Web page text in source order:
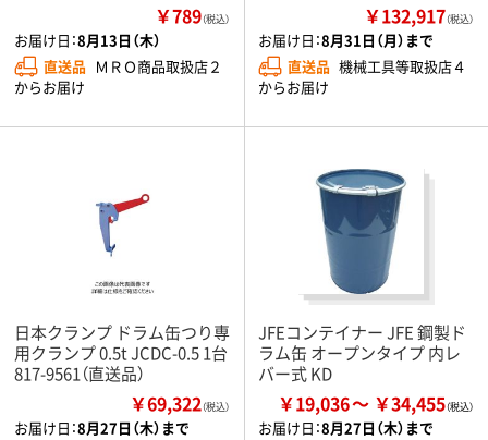
￥789（税込）
お届け日：8月13日（木）
直送品 ＭＲＯ商品取扱店２
からお届け
￥132,917（税込）
お届け日：8月31日（月）まで
直送品 機械工具等取扱店４
からお届け
日本クランプ ドラム缶つり専
用クランプ 0.5t JCDC-0.5 1台
817-9561（直送品）
￥69,322（税込）
お届け日：8月27日（木）まで
JFEコンテイナー JFE 鋼製ド
ラム缶 オープンタイプ 内レ
バー式 KD
￥19,036 ￥34,455
お届け日：8月27日（木）まで